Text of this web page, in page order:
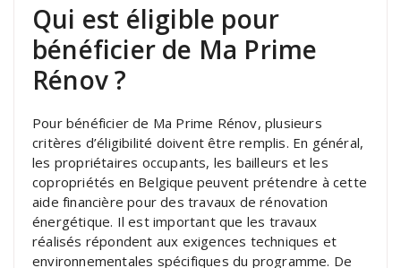
Qui est éligible pour
bénéficier de Ma Prime
Rénov ?
Pour bénéficier de Ma Prime Rénov, plusieurs
critères d’éligibilité doivent être remplis. En général,
les propriétaires occupants, les bailleurs et les
copropriétés en Belgique peuvent prétendre à cette
aide financière pour des travaux de rénovation
énergétique. Il est important que les travaux
réalisés répondent aux exigences techniques et
environnementales spécifiques du programme. De